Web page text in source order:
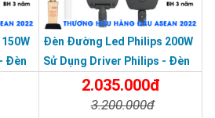
độc hại, giúp bảo vệ sức khỏe người
động xấu đến môi trường. Đặc biệt,
gây nóng bề mặt
, góp phần tạo
chịu và an toàn.
Đèn
Đèn Đường Led Philips 200W
Sử Dụng Driver Philips - Đèn
Đường Cao Áp 200W
2.035.000đ
3.200.000đ